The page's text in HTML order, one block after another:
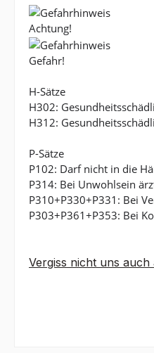
Achtung!
Gefahr!
H-Sätze
H302:
H312:
P-Sätze
P102: Darf nicht in die
P314: Bei Unwohlsein
P310+P330+P331: Bei
P303+P361+P353: Bei
Vergiss nicht uns